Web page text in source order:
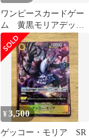
ワンピースカードゲー
ム 黄黒モリアデッ
キ リーパラ
¥3,500
ゲッコー・モリア SR